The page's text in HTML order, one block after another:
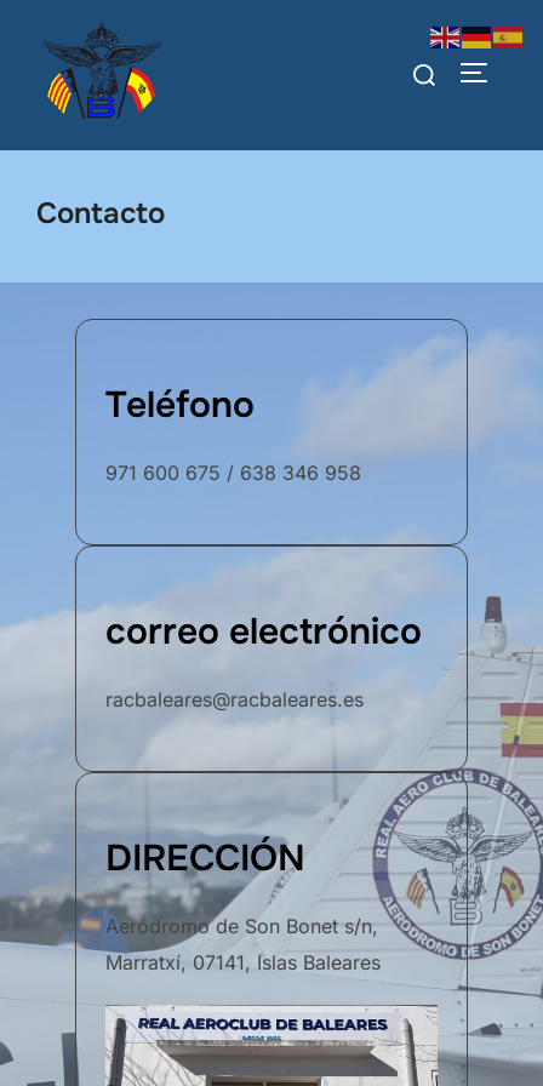
contenido
Buscar:
Contacto
Teléfono
971 600 675 / 638 346 958
correo electrónico
racbaleares@racbaleares.es
DIRECCIÓN
Aeródromo de Son Bonet s/n,
Marratxí, 07141, Islas Baleares